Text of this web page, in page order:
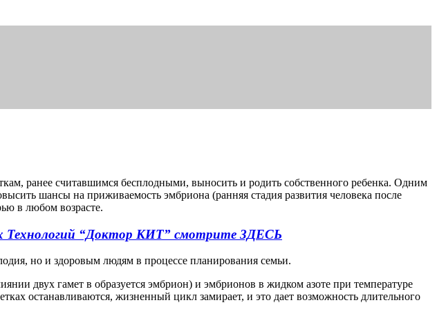
ранее считавшимся бесплодными, выносить и родить собственного ребенка. Одним
шансы на приживаемость эмбриона (ранняя стадия развития человека после
в любом возрасте.
Технологий “Доктор КИТ” смотрите ЗДЕСЬ
но и здоровым людям в процессе планирования семьи.
двух гамет в образуется эмбрион) и эмбрионов в жидком азоте при температуре
останавливаются, жизненный цикл замирает, и это дает возможность длительного